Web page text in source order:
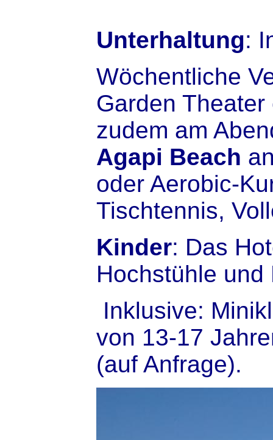
Unterhaltung:
Wöchentliche
Garden
zudem am
Agapi Beach
oder Aerobic-
Tischtennis,
Kinder: Das
Hochstühle und
Inklusive:
von 13-17
(auf Anfrage).